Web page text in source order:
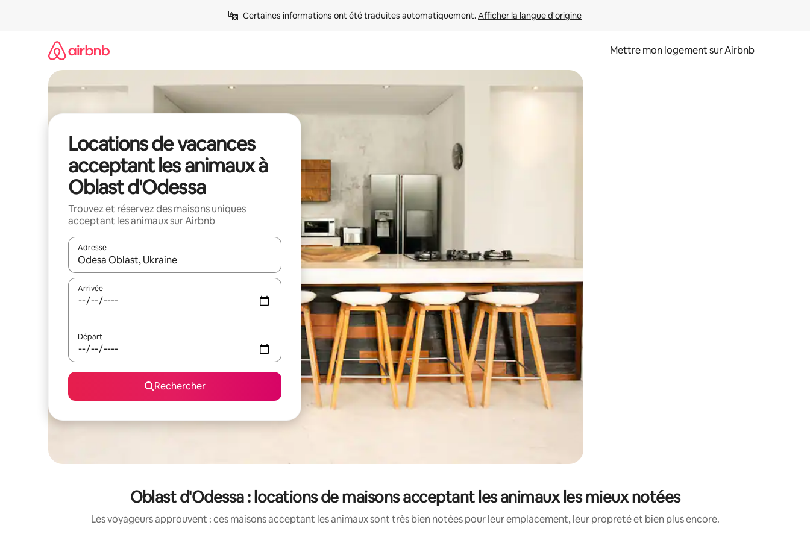
Certaines informations ont été traduites automatiquement. Afficher la langue d'origine
Mettre mon logement sur Airbnb
Locations de vacances
acceptant les animaux à
Oblast d'Odessa
Trouvez et réservez des maisons uniques
acceptant les animaux sur Airbnb
Adresse
Lorsque les résultats s'affichent, utilisez les flèches vers le haut et vers le bas pour les parcourir ou en appuyant et en faisant glisser.
Arrivée
Départ
Rechercher
Oblast d'Odessa : locations de maisons acceptant les animaux les mieux notées
Les voyageurs approuvent : ces maisons acceptant les animaux sont très bien notées pour leur emplacement, leur propreté et bien plus encore.